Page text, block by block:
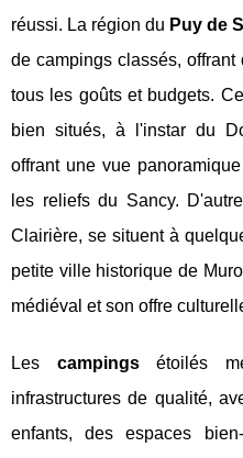
réussi. La région du Puy de
de campings classés,
tous les goûts et budgets.
bien situés, à l'instar du
offrant une vue
les reliefs du Sancy.
Clairière, se situent à
petite ville historique de
médiéval et son offre
Les campingsétoilés
infrastructures de qualité,
enfants, des espaces